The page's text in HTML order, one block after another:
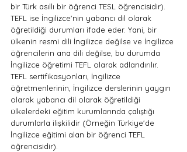
bir Türk asıllı bir öğrenci TESL öğrencisidir).
TEFL ise İngilizce'nin yabancı dil olarak
öğretildiği durumları ifade eder. Yani, bir
ülkenin resmi dili İngilizce değilse ve İngilizce
öğrencilerin ana dili değilse, bu durumda
İngilizce öğretimi TEFL olarak adlandırılır.
TEFL sertifikasyonları, İngilizce
öğretmenlerinin, İngilizce derslerinin yaygın
olarak yabancı dil olarak öğretildiği
ülkelerdeki eğitim kurumlarında çalıştığı
durumlarla ilişkilidir (Örneğin Türkiye'de
İngilizce eğitimi alan bir öğrenci TEFL
öğrencisidir).